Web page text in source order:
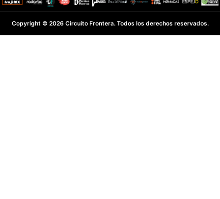
Copyright © 2026 Circuito Frontera. Todos los derechos reservados.